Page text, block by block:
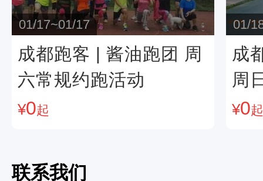
01/17~01/17
成都跑客 | 酱油跑团 周
六常规约跑活动
¥0起
01/
成
周
¥0起
联系我们